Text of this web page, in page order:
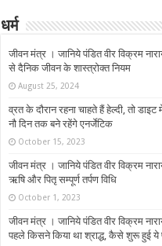
धर्म
जीवन मंत्र । जानिये पंडित वीर विक्रम
से दैनिक जीवन के शास्त्रोक्त नियम
August 25, 2024
व्रत के दौरान रहना चाहते हैं हेल्दी, तो
नौ दिन तक बने रहेंगे एनर्जेटिक
October 15, 2023
जीवन मंत्र । जानिये पंडित वीर विक्रम
ऋषि और पितृ सम्पूर्ण तर्पण विधि
October 1, 2023
जीवन मंत्र । जानिये पंडित वीर विक्रम
पहले किसने किया था श्राद्ध, कैसे शुरू हुई ये